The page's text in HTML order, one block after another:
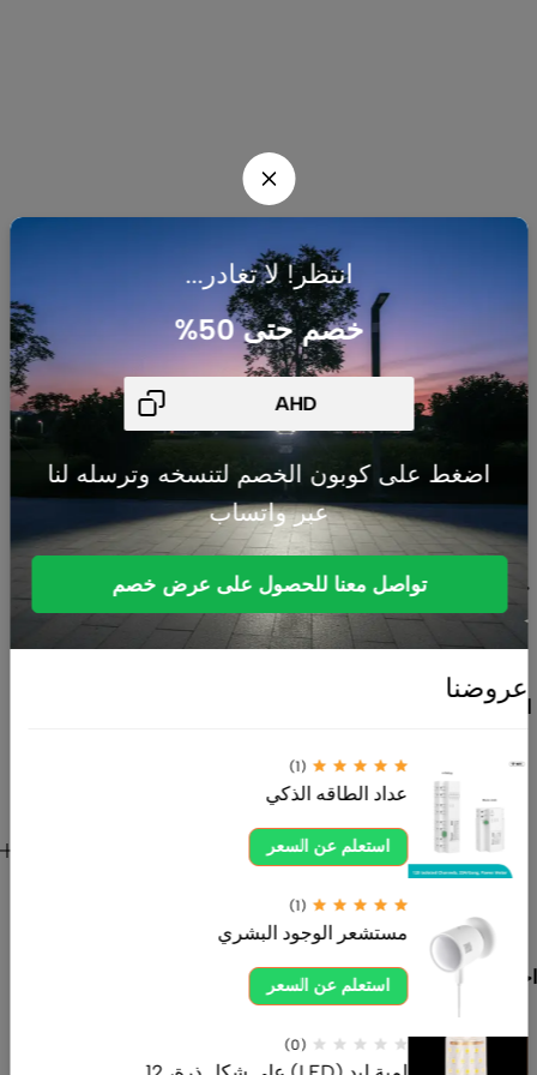
انتظر! لا تغادر...
خصم حتى 50%
اضغط على كوبون الخصم لتنسخه وترسله لنا
عبر واتساب
تواصل معنا للحصول على عرض خصم
عروضنا
(1)
عداد الطاقه الذكي
استعلم عن السعر
(1)
مستشعر الوجود البشري
استعلم عن السعر
(0)
بالرياض
متخصصة في
حلول السمارت
هوم، أنظمة
الطاقة
الشمسية،
الإضاءة الداخلية
المنتجات
الكهربائية،
الصوتيات،
المستشعرات
منتجات عالية
الجودة تلبي
احتياجات المنازل
بأفضل الأسعار
وخدمة موثوقة.
شركتنا السياسات